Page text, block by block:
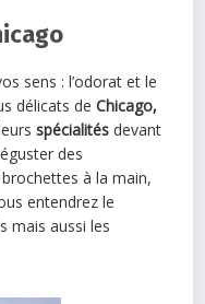
sens : l’odorat et le
délicats deChicago,
spécialités devant
des
à la main,
entendrez le
mais aussi les